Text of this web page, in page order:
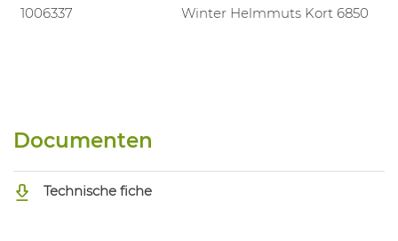
1006337 Winter Helmmuts Kort 6850
Documenten
Technische fiche